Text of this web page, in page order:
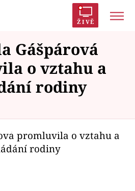
ŽIVĚ
Prostřeno!
AYTO?
Proměny
Gášpárová
o vztahu a
rodiny
to fetch
promluvila o vztahu a
rodiny